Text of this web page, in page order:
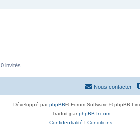
invités
Nous contacter
Développé parphpBB® Forum Software © phpBB
Traduit parphpBB-fr.com
Confidentialité | Conditions